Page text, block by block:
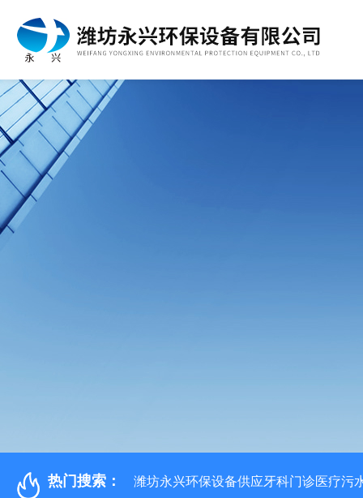
热门搜索： 潍坊永兴环保设备供应牙科门诊医疗污